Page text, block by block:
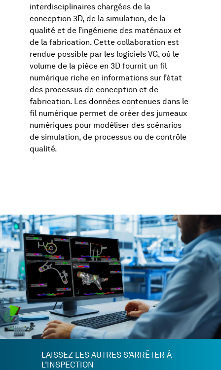
interdisciplinaires chargées de la
conception 3D, de la simulation, de la
qualité et de l’ingénierie des matériaux et
de la fabrication. Cette collaboration est
rendue possible par les logiciels VG, où le
volume de la pièce en 3D fournit un fil
numérique riche en informations sur l’état
des processus de conception et de
fabrication. Les données contenues dans le
fil numérique permet de créer des jumeaux
numériques pour modéliser des scénarios
de simulation, de processus ou de contrôle
qualité.
LAISSEZ LES AUTRES S’ARRÊTER À
L’INSPECTION